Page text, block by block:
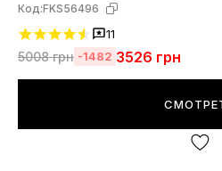
Код:FKS56496
11
5008грн -1482 3526 грн